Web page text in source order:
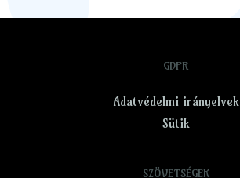
GDPR
Adatvédelmi irányelvek
Sütik
SZÖVETSÉGEK